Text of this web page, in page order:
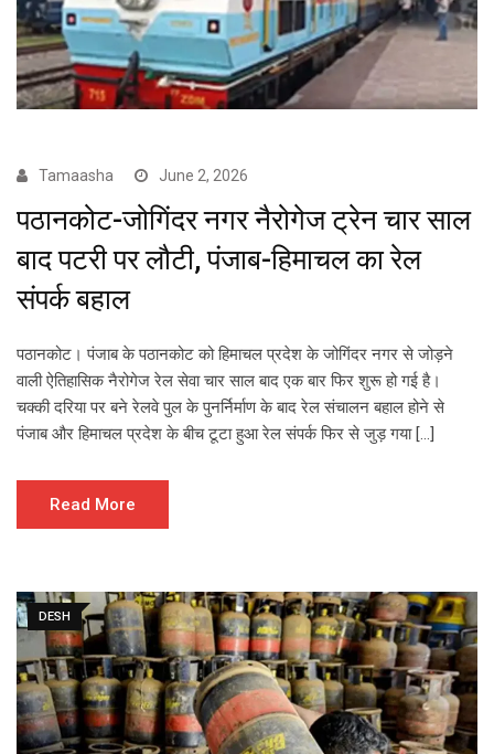
Tamaasha June 2, 2026
पठानकोट-जोगिंदर नगर नैरोगेज ट्रेन चार साल
बाद पटरी पर लौटी, पंजाब-हिमाचल का रेल
संपर्क बहाल
पठानकोट। पंजाब के पठानकोट को हिमाचल प्रदेश के जोगिंदर नगर से जोड़ने
वाली ऐतिहासिक नैरोगेज रेल सेवा चार साल बाद एक बार फिर शुरू हो गई है।
चक्की दरिया पर बने रेलवे पुल के पुनर्निर्माण के बाद रेल संचालन बहाल होने से
पंजाब और हिमाचल प्रदेश के बीच टूटा हुआ रेल संपर्क फिर से जुड़ गया […]
Read More
DESH